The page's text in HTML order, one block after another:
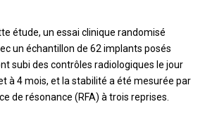
étude, un essai clinique randomisé
un échantillon de 62 implants posés
subi des contrôles radiologiques le jour
à 4 mois, et la stabilité a été mesurée par
de résonance (RFA) à trois reprises.